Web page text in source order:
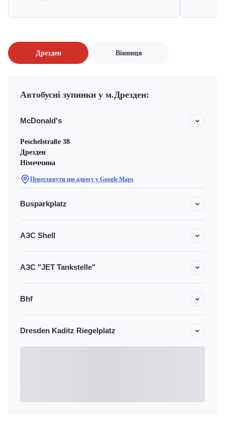
Дрезден Вінниця
Автобусні зупинки у м.Дрезден:
McDonald's
Peschelstraße 38
Дрезден
Німеччина
Переглянути цю адресу у Google Maps
Busparkplatz
АЗС Shell
АЗС "JET Tankstelle"
Bhf
Dresden Kaditz Riegelplatz